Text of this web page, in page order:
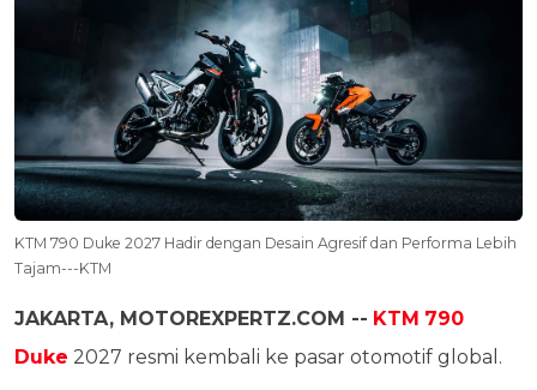
KTM 790 Duke 2027 Hadir dengan Desain Agresif dan Performa Lebih
Tajam---KTM
JAKARTA, MOTOREXPERTZ.COM -- KTM 790
Duke 2027 resmi kembali ke pasar otomotif global.